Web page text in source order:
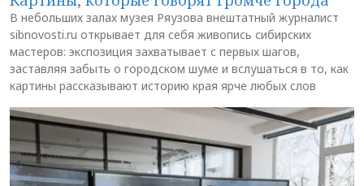
В небольших залах музея Ряузова внештатный журналист
sibnovosti.ru открывает для себя живопись сибирских
мастеров: экспозиция захватывает с первых шагов,
заставляя забыть о городском шуме и вслушаться в то, как
картины рассказывают историю края ярче любых слов